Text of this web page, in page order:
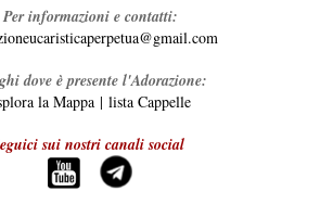
Per informazioni e contatti:
dove è presente l'Adorazione:
la Mappa| lista Cappelle
sui nostri canali social